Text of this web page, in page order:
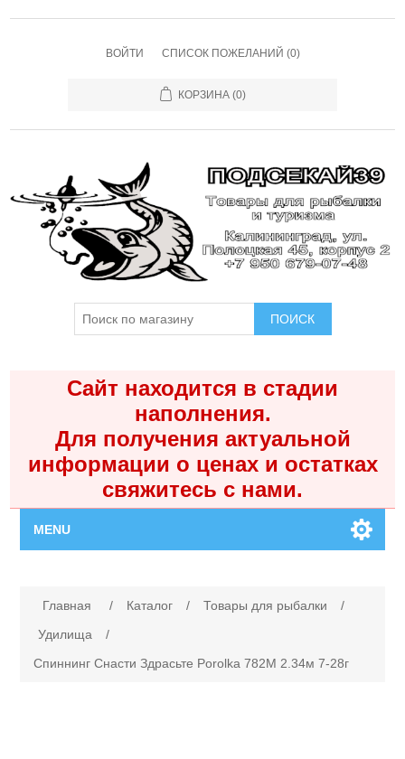
ВОЙТИ СПИСОК ПОЖЕЛАНИЙ (0)
КОРЗИНА (0)
ПОИСК
Сайт находится в стадии
наполнения.
Для получения актуальной
информации о ценах и остатках
свяжитесь с нами.
MENU
Каталог
Главная / Каталог / Товары для рыбалки
/
Удилища
/
Спиннинг Снасти Здрасьте Porolka 782M 2.34м 7-28г